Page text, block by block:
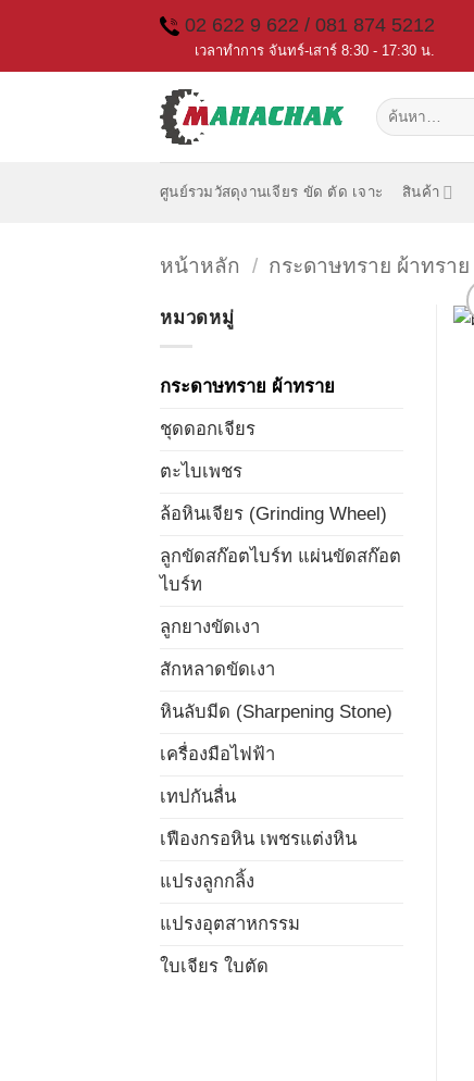
content
02 622 9 622 / 081 874 5212
เวลาทำการ จันทร์-เสาร์ 8:30 - 17:30 น.
ค้นหา:
ศูนย์รวมวัสดุงานเจียร ขัด ตัด เจาะ สินค้า
หน้าหลัก / กระดาษทราย ผ้าทราย
หมวดหมู่
กระดาษทราย ผ้าทราย
ชุดดอกเจียร
ตะไบเพชร
ล้อหินเจียร (Grinding Wheel)
ลูกขัดสก๊อตไบร์ท แผ่นขัดสก๊อต
ไบร์ท
ลูกยางขัดเงา
สักหลาดขัดเงา
หินลับมีด (Sharpening Stone)
เครื่องมือไฟฟ้า
เทปกันลื่น
เฟืองกรอหิน เพชรแต่งหิน
แปรงลูกกลิ้ง
แปรงอุตสาหกรรม
ใบเจียร ใบตัด